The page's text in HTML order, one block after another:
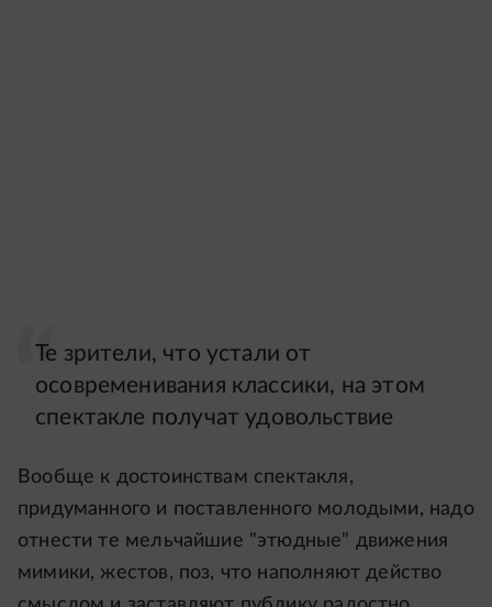
Те зрители, что устали от
осовременивания классики, на этом
спектакле получат удовольствие
Вообще к достоинствам спектакля,
придуманного и поставленного молодыми, надо
отнести те мельчайшие "этюдные" движения
мимики, жестов, поз, что наполняют действо